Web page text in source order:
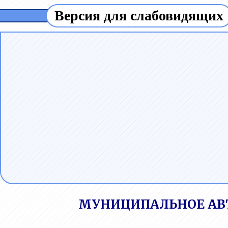
Версия для слабовидящих
МУНИЦИПАЛЬНОЕ